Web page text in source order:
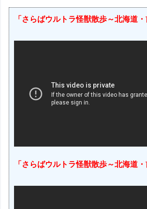
「さらばウルトラ怪獣散歩～北海道
「さらばウルトラ怪獣散歩～北海道